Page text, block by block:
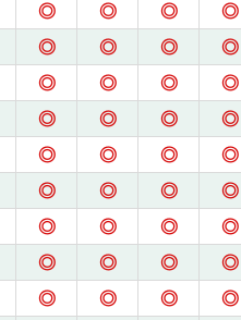
◎ ◎ ◎ ◎
◎ ◎ ◎ ◎
◎ ◎ ◎ ◎
◎ ◎ ◎ ◎
◎ ◎ ◎ ◎
◎ ◎ ◎ ◎
◎ ◎ ◎ ◎
◎ ◎ ◎ ◎
◎ ◎ ◎ ◎